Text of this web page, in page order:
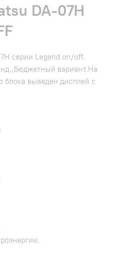
DA-07H
серии Legend on/off.
вариант.На
блока выведен дисплей с